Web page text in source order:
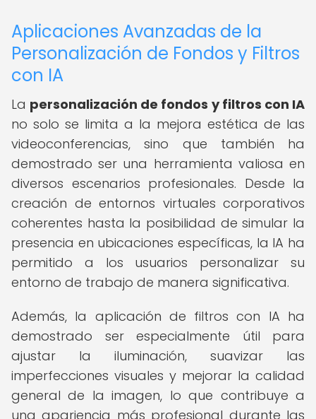
Aplicaciones Avanzadas de la
Personalización de Fondos y Filtros
con IA
La personalización de fondos y filtros con IA
no solo se limita a la mejora estética de las
videoconferencias, sino que también ha
demostrado ser una herramienta valiosa en
diversos escenarios profesionales. Desde la
creación de entornos virtuales corporativos
coherentes hasta la posibilidad de simular la
presencia en ubicaciones específicas, la IA ha
permitido a los usuarios personalizar su
entorno de trabajo de manera significativa.
Además, la aplicación de filtros con IA ha
demostrado ser especialmente útil para
ajustar la iluminación, suavizar las
imperfecciones visuales y mejorar la calidad
general de la imagen, lo que contribuye a
una apariencia más profesional durante las